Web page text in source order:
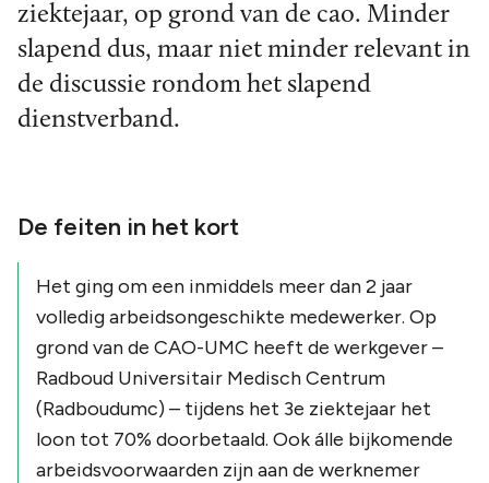
ziektejaar, op grond van de cao. Minder
slapend dus, maar niet minder relevant in
de discussie rondom het slapend
dienstverband.
De feiten in het kort
Het ging om een inmiddels meer dan 2 jaar
volledig arbeidsongeschikte medewerker. Op
grond van de CAO-UMC heeft de werkgever –
Radboud Universitair Medisch Centrum
(Radboudumc) – tijdens het 3e ziektejaar het
loon tot 70% doorbetaald. Ook álle bijkomende
arbeidsvoorwaarden zijn aan de werknemer